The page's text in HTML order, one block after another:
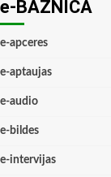
e-BAZNĪCĀ
e-apceres
e-aptaujas
e-audio
e-bildes
e-intervijas